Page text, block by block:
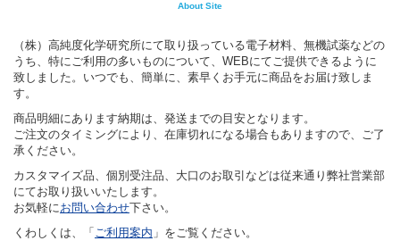
About Site
（株）高純度化学研究所にて取り扱っている電子材料、無機試薬などの
うち、特にご利用の多いものについて、WEBにてご提供できるように
致しました。いつでも、簡単に、素早くお手元に商品をお届け致しま
す。
商品明細にあります納期は、発送までの目安となります。
ご注文のタイミングにより、在庫切れになる場合もありますので、ご了
承ください。
カスタマイズ品、個別受注品、大口のお取引などは従来通り弊社営業部
にてお取り扱いいたします。
お気軽にお問い合わせ下さい。
くわしくは、「 ご利用案内 」をご覧ください。